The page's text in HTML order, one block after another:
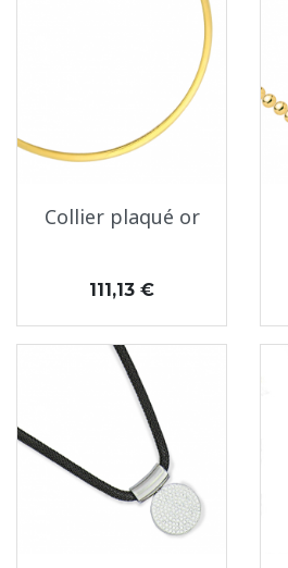
Collier plaqué or
Prix
111,13 €